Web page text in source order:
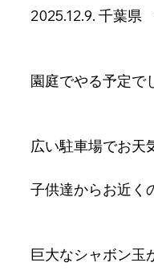
2025.12.9. 千葉県
園庭でやる予定で
広い駐車場でお天
子供達からお近く
巨大なシャボン玉